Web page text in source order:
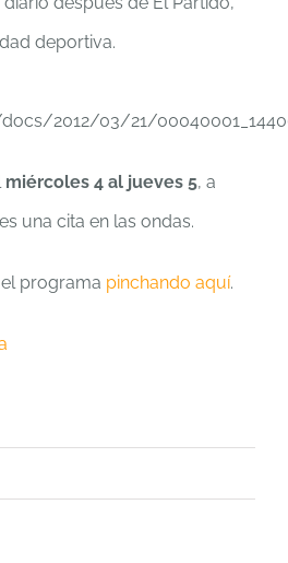
deportiva.
miércoles 4 al jueves 5, a
una cita en las ondas.
programa pinchando aquí.